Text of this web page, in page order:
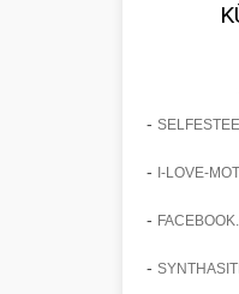
-
- I-LOVE-
-
-